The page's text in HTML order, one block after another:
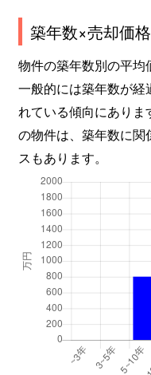
築年数×売却価格
物件の築年数別の平均
一般的には築年数が経
れている傾向にあり
の物件は、築年数に
スもあります。